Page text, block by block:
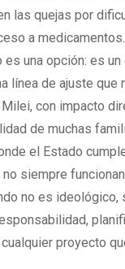
las quejas por
a
una opción: es un
línea de ajuste que
con impacto
de muchas
el Estado
siempre
no es ideológico,
proyecto